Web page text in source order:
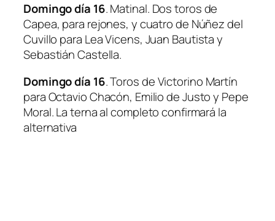
Domingo día 16. Matinal. Dos toros de
Capea, para rejones, y cuatro de Núñez del
Cuvillo para Lea Vicens, Juan Bautista y
Sebastián Castella.
Domingo día 16. Toros de Victorino Martín
paraOctavio Chacón, Emilio de Justo y Pepe
Moral. La terna al completo confirmará la
alternativa